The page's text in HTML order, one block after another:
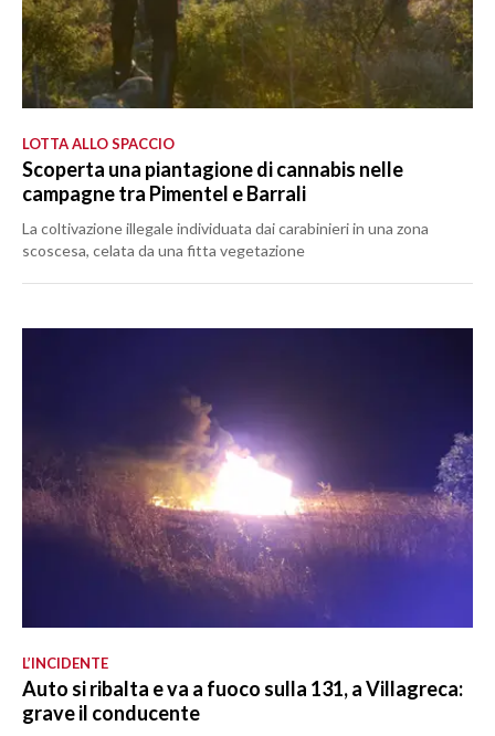
LOTTA ALLO SPACCIO
Scoperta una piantagione di cannabis nelle
campagne tra Pimentel e Barrali
La coltivazione illegale individuata dai carabinieri in una zona
scoscesa, celata da una fitta vegetazione
L’INCIDENTE
Auto si ribalta e va a fuoco sulla 131, a Villagreca:
grave il conducente